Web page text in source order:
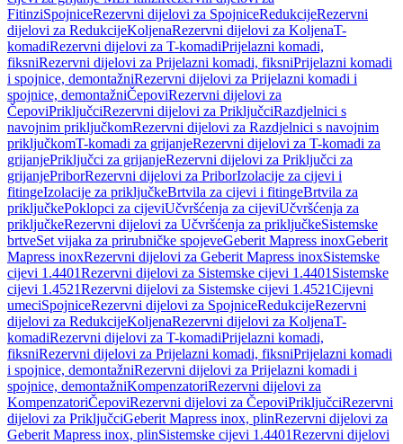
FitinziSpojniceRezervni dijelovi za SpojniceRedukcijeRezervni
dijelovi za RedukcijeKoljenaRezervni dijelovi za KoljenaT-
komadiRezervni dijelovi za T-komadiPrijelazni komadi,
fiksniRezervni dijelovi za Prijelazni komadi, fiksniPrijelazni komadi
i spojnice, demontažniRezervni dijelovi za Prijelazni komadi i
spojnice, demontažniČepoviRezervni dijelovi za
ČepoviPriključciRezervni dijelovi za PriključciRazdjelnici s
navojnim priključkomRezervni dijelovi za Razdjelnici s navojnim
priključkomT-komadi za grijanjeRezervni dijelovi za T-komadi za
grijanjePriključci za grijanjeRezervni dijelovi za Priključci za
grijanjePriborRezervni dijelovi za PriborIzolacije za cijevi i
fitingeIzolacije za priključkeBrtvila za cijevi i fitingeBrtvila za
priključkePoklopci za cijeviUčvršćenja za cijeviUčvršćenja za
priključkeRezervni dijelovi za Učvršćenja za priključkeSistemske
brtveSet vijaka za prirubničke spojeveGeberit Mapress inoxGeberit
Mapress inoxRezervni dijelovi za Geberit Mapress inoxSistemske
cijevi 1.4401Rezervni dijelovi za Sistemske cijevi 1.4401 Sistemske
cijevi 1.4521Rezervni dijelovi za Sistemske cijevi 1.4521Cijevni
umeciSpojniceRezervni dijelovi za SpojniceRedukcijeRezervni
dijelovi za RedukcijeKoljenaRezervni dijelovi za KoljenaT-
komadiRezervni dijelovi za T-komadiPrijelazni komadi,
fiksniRezervni dijelovi za Prijelazni komadi, fiksniPrijelazni komadi
i spojnice, demontažniRezervni dijelovi za Prijelazni komadi i
spojnice, demontažniKompenzatoriRezervni dijelovi za
KompenzatoriČepoviRezervni dijelovi za ČepoviPriključciRezervni
dijelovi za PriključciGeberit Mapress inox, plinRezervni dijelovi za
Geberit Mapress inox, plinSistemske cijevi 1.4401Rezervni dijelovi